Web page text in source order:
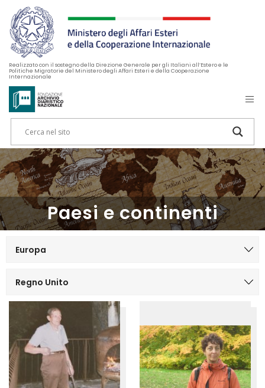
Realizzato con il sostegno della Direzione Generale per gli Italiani all’Estero e le
Politiche Migratorie del Ministero degli Affari Esteri e della Cooperazione
Internazionale
Paesi e continenti